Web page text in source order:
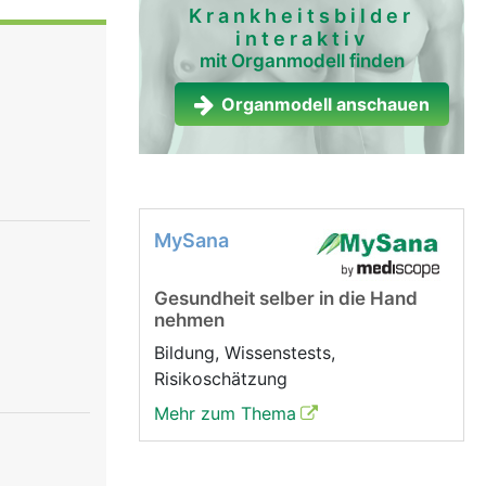
das
Krankheitsbilder
interaktiv
mit Organmodell finden
Organmodell anschauen
MySana
Gesundheit selber in die Hand
nehmen
Bildung, Wissenstests,
Risikoschätzung
Mehr zum Thema